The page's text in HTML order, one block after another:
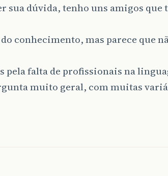
sua dúvida, tenho uns amigos que
conhecimento, mas parece que
pela falta de profissionais na
muito geral, com muitas